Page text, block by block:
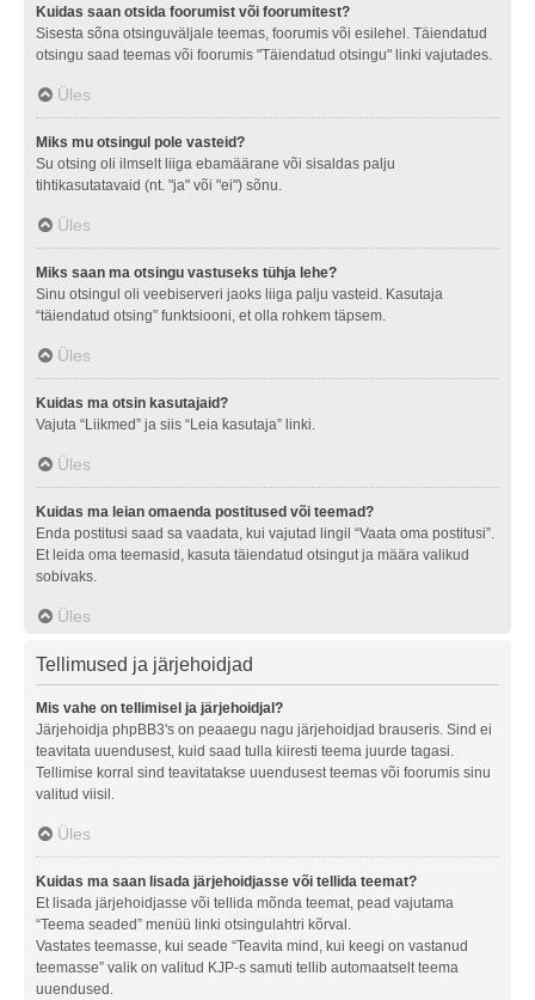
Kuidas saan otsida foorumist või foorumitest?
Sisesta sõna otsinguväljale teemas, foorumis või esilehel. Täiendatud
otsingu saad teemas või foorumis "Täiendatud otsingu" linki vajutades.
Üles
Miks mu otsingul pole vasteid?
Su otsing oli ilmselt liiga ebamäärane või sisaldas palju
tihtikasutatavaid (nt. "ja" või "ei") sõnu.
Üles
Miks saan ma otsingu vastuseks tühja lehe?
Sinu otsingul oli veebiserveri jaoks liiga palju vasteid. Kasutaja
“täiendatud otsing” funktsiooni, et olla rohkem täpsem.
Üles
Kuidas ma otsin kasutajaid?
Vajuta “Liikmed” ja siis “Leia kasutaja” linki.
Üles
Kuidas ma leian omaenda postitused või teemad?
Enda postitusi saad sa vaadata, kui vajutad lingil “Vaata oma postitusi”.
Et leida oma teemasid, kasuta täiendatud otsingut ja määra valikud
sobivaks.
Üles
Tellimused ja järjehoidjad
Mis vahe on tellimisel ja järjehoidjal?
Järjehoidja phpBB3's on peaaegu nagu järjehoidjad brauseris. Sind ei
teavitata uuendusest, kuid saad tulla kiiresti teema juurde tagasi.
Tellimise korral sind teavitatakse uuendusest teemas või foorumis sinu
valitud viisil.
Üles
Kuidas ma saan lisada järjehoidjasse või tellida teemat?
Et lisada järjehoidjasse või tellida mõnda teemat, pead vajutama
“Teema seaded” menüü linki otsingulahtri kõrval.
Vastates teemasse, kui seade “Teavita mind, kui keegi on vastanud
teemasse” valik on valitud KJP-s samuti tellib automaatselt teema
uuendused.